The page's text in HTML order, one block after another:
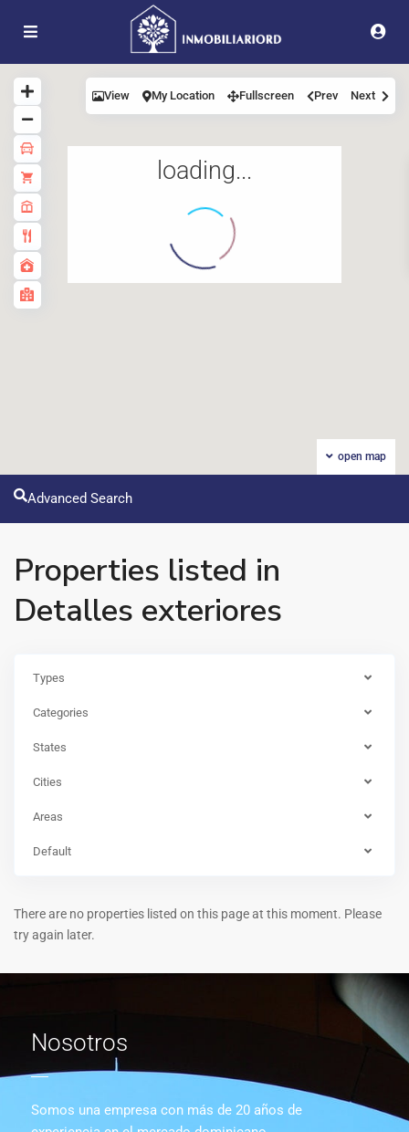
loading...
open map
View My Location Fullscreen Prev Next
Advanced Search
Properties listed in
Detalles exteriores
Types
Categories
States
Cities
Areas
Default
There are no properties listed on this page at this moment. Please
try again later.
Nosotros
Somos una empresa con más de 20 años de